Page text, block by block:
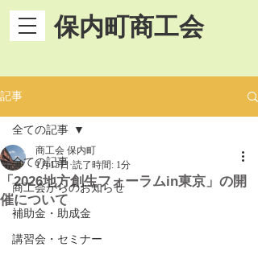
保内町商工会
記事
全ての記事
商工会からのお知らせ
補助金・助成金
講習会・セミナー
全ての記事
「2026地方創生フォーラムin東京」の開
催について
商工会 保内町
1月15日 読了時間: 1分